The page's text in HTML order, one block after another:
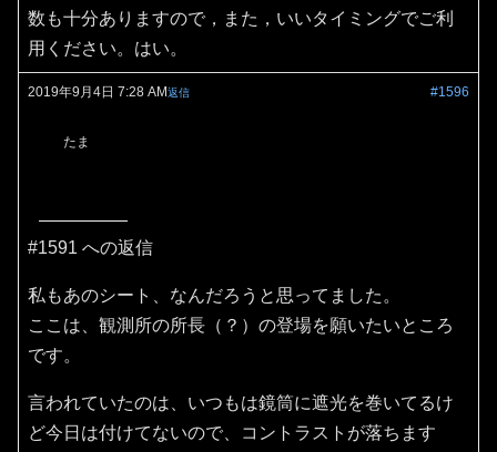
数も十分ありますので，また，いいタイミングでご利
用ください。はい。
2019年9月4日 7:28 AM #1596
返信
たま
#1591 への返信
私もあのシート、なんだろうと思ってました。
ここは、観測所の所長（？）の登場を願いたいところ
です。
言われていたのは、いつもは鏡筒に遮光を巻いてるけ
ど今日は付けてないので、コントラストが落ちます